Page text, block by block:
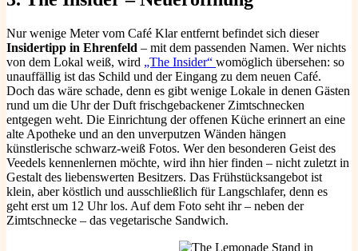
Nur wenige Meter vom Café Klar entfernt befindet sich dieser
Insidertipp in Ehrenfeld – mit dem passenden Namen. Wer nichts
von dem Lokal weiß, wird „The Insider“ womöglich übersehen: so
unauffällig ist das Schild und der Eingang zu dem neuen Café.
Doch das wäre schade, denn es gibt wenige Lokale in denen Gästen
rund um die Uhr der Duft frischgebackener Zimtschnecken
entgegen weht. Die Einrichtung der offenen Küche erinnert an eine
alte Apotheke und an den unverputzen Wänden hängen
künstlerische schwarz-weiß Fotos. Wer den besonderen Geist des
Veedels kennenlernen möchte, wird ihn hier finden – nicht zuletzt in
Gestalt des liebenswerten Besitzers. Das Frühstücksangebot ist
klein, aber köstlich und ausschließlich für Langschlafer, denn es
geht erst um 12 Uhr los. Auf dem Foto seht ihr – neben der
Zimtschnecke – das vegetarische Sandwich.